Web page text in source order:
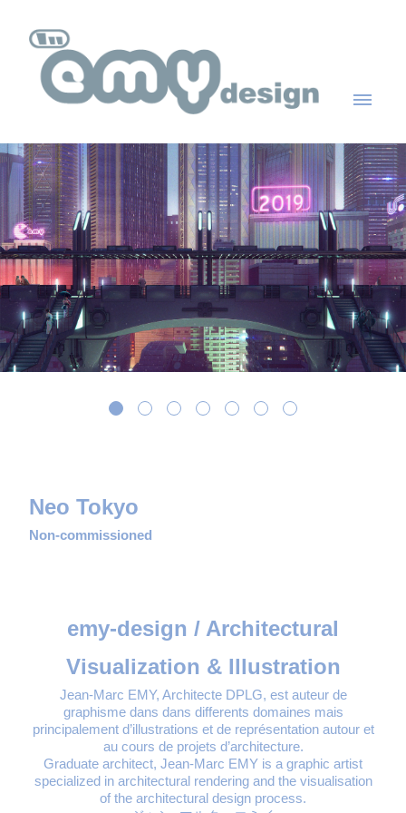
Neo Tokyo
Non-commissioned
emy-design / Architectural
Visualization & Illustration
Jean-Marc EMY, Architecte DPLG, est auteur de
graphisme dans dans differents domaines mais
principalement d’illustrations et de représentation autour et
au cours de projets d’architecture.
Graduate architect, Jean-Marc EMY is a graphic artist
specialized in architectural rendering and the visualisation
of the architectural design process.